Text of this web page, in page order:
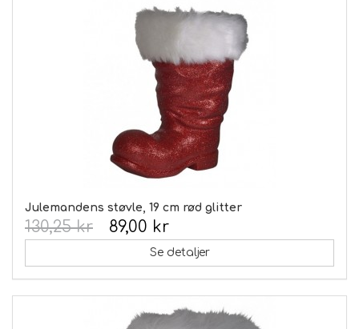
Julemandens støvle, 19 cm rød glitter
89,00 kr
130,25 kr
Se detaljer